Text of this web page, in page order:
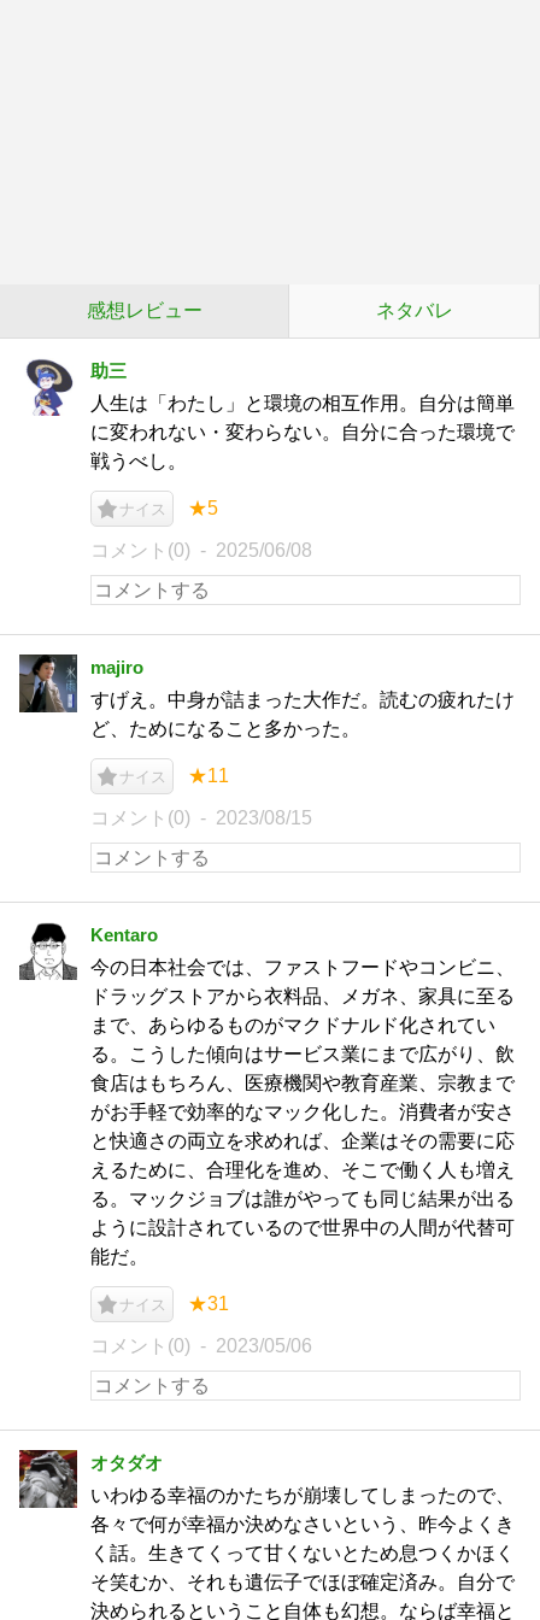
感想レビュー ネタバレ
助三
人生は「わたし」と環境の相互作用。自分は簡単
に変われない・変わらない。自分に合った環境で
戦うべし。
ナイス ★5
コメント(0) 2025/06/08
majiro
すげえ。中身が詰まった大作だ。読むの疲れたけ
ど、ためになること多かった。
ナイス ★11
コメント(0) 2023/08/15
Kentaro
今の日本社会では、ファストフードやコンビニ、
ドラッグストアから衣料品、メガネ、家具に至る
まで、あらゆるものがマクドナルド化されてい
る。こうした傾向はサービス業にまで広がり、飲
食店はもちろん、医療機関や教育産業、宗教まで
がお手軽で効率的なマック化した。消費者が安さ
と快適さの両立を求めれば、企業はその需要に応
えるために、合理化を進め、そこで働く人も増え
る。マックジョブは誰がやっても同じ結果が出る
ように設計されているので世界中の人間が代替可
能だ。
ナイス ★31
コメント(0) 2023/05/06
オタダオ
いわゆる幸福のかたちが崩壊してしまったので、
各々で何が幸福か決めなさいという、昨今よくき
く話。生きてくって甘くないとため息つくかほく
そ笑むか、それも遺伝子でほぼ確定済み。自分で
決められるということ自体も幻想。ならば幸福と